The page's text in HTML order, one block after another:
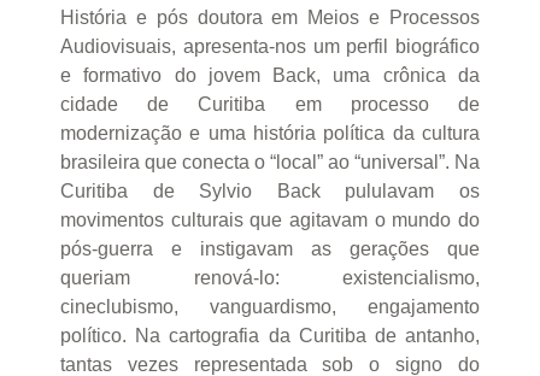
História e pós doutora em Meios e Processos
Audiovisuais, apresenta-nos um perfil biográfico
e formativo do jovem Back, uma crônica da
cidade de Curitiba em processo de
modernização e uma história política da cultura
brasileira que conecta o “local” ao “universal”. Na
Curitiba de Sylvio Back pululavam os
movimentos culturais que agitavam o mundo do
pós-guerra e instigavam as gerações que
queriam renová-lo: existencialismo,
cineclubismo, vanguardismo, engajamento
político. Na cartografia da Curitiba de antanho,
tantas vezes representada sob o signo do